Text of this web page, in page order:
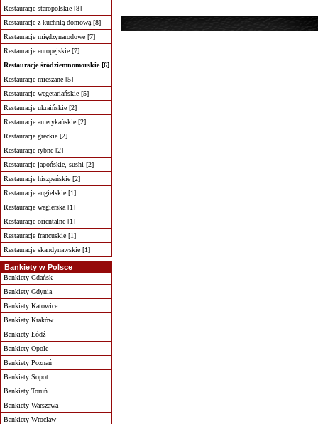
Restauracje staropolskie [8]
Restauracje z kuchnią domową [8]
Restauracje międzynarodowe [7]
Restauracje europejskie [7]
Restauracje śródziemnomorskie [6]
Restauracje mieszane [5]
Restauracje wegetariańskie [5]
Restauracje ukraińskie [2]
Restauracje amerykańskie [2]
Restauracje greckie [2]
Restauracje rybne [2]
Restauracje japońskie, sushi [2]
Restauracje hiszpańskie [2]
Restauracje angielskie [1]
Restauracje wegierska [1]
Restauracje orientalne [1]
Restauracje francuskie [1]
Restauracje skandynawskie [1]
Bankiety w Polsce
Bankiety Gdańsk
Bankiety Gdynia
Bankiety Katowice
Bankiety Kraków
Bankiety Łódź
Bankiety Opole
Bankiety Poznań
Bankiety Sopot
Bankiety Toruń
Bankiety Warszawa
Bankiety Wrocław